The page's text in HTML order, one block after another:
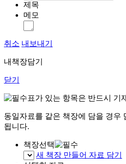
제목
메모
취소 내보내기
내책장담기
닫기
표가 있는 항목은 반드시 기
동일자료를 같은 책장에 담을 경우
됩니다.
책장선택
새 책장 만들어 자료 담기